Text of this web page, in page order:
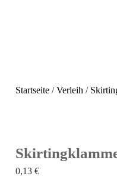
Startseite /Verleih /
0,13€